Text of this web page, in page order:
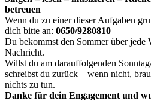
betreuen
Wenn du zu einer dieser Aufgaben
dich bitte an: 0650/9280810
Du bekommst den Sommer über jede
Nachricht.
Willst du am darauffolgenden
schreibst du zurück – wenn nicht,
nichts zu tun.
Danke für dein Engagement und